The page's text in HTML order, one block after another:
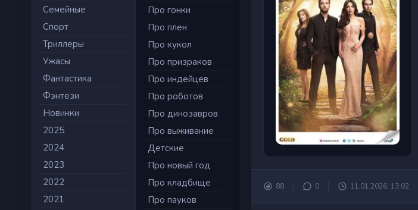
Семейные
Cпорт
Триллеры
Ужасы
Фантастика
Фэнтези
Новинки
2025
2024
2023
2022
2021
Про гонки
Про плен
Про кукол
Про призраков
Про индейцев
Про роботов
Про динозавров
Про выживание
Детские
Про новый год
Про кладбище
Про пауков
88 0 11.01.2026, 13:02